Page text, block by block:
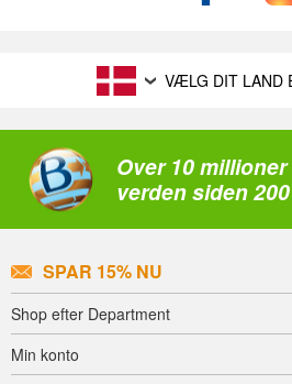
VÆLG DIT LAND
Over 10
verden siden
SPAR 15% NU
Shop efter Department
Min konto